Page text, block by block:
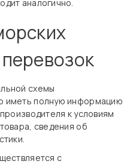
аналогично.
схемы
иметь полную информацию
к условиям
сведения об
с